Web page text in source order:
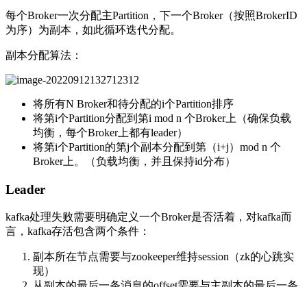
每个Broker一次分配主Partition，下一个Broker（按照BrokerID
为序）为副本，如此循环迭代分配。
副本分配算法：
将所有N Broker和待分配的i个Partition排序
将第i个Partition分配到第i mod n 个Broker上（确保负载
均衡，每个Broker上都有leader）
将第i个Partition的第j个副本分配到第（i+j）mod n 个
Broker上。（负载均衡，并且保持id分布）
Leader
kafka处理失败需要明确定义一个Broker是否活着，对kafka而
言，kafka存活包含两个条件：
副本所在节点需要与zookeeper维持session（zk的心跳实
现）